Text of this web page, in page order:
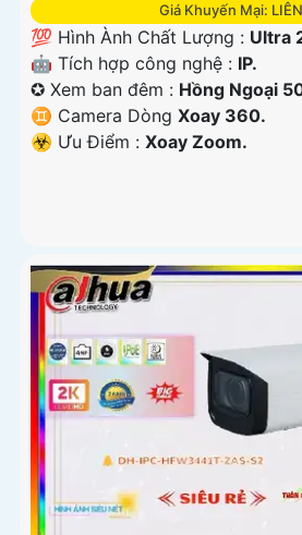
Giá Khuyến Mại:
💯 Hình Ành Chất Lượng : Ultra
🤖️ Tích hợp công nghệ : IP.
✪ Xem ban đêm : Hồng Ngoại
♊ Camera Dòng Xoay 360.
️☣️ Ưu Điểm : Xoay Zoom.